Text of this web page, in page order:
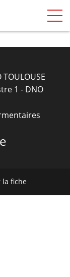
TOULOUSE
1 - DNO
la fiche